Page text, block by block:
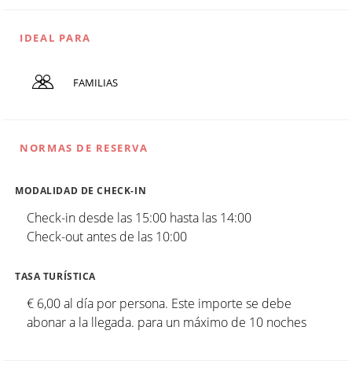
IDEAL PARA
FAMILIAS
NORMAS DE RESERVA
MODALIDAD DE CHECK-IN
Check-in desde las 15:00 hasta las 14:00
Check-out antes de las 10:00
TASA TURÍSTICA
€ 6,00 al día por persona. Este importe se debe
abonar a la llegada. para un máximo de 10 noches